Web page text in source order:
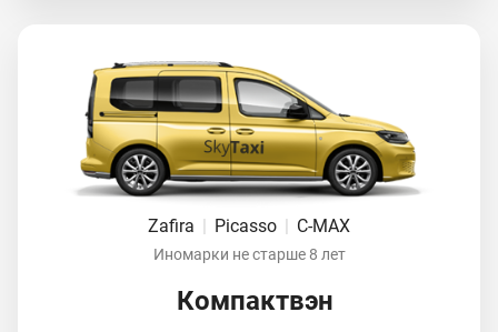
Zafira | Picasso | C-MAX
Иномарки не старше 8 лет
Компактвэн